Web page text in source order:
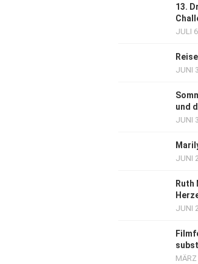
13.
JULI
JUNI
und
JUNI
JUNI
Ruth
JUNI